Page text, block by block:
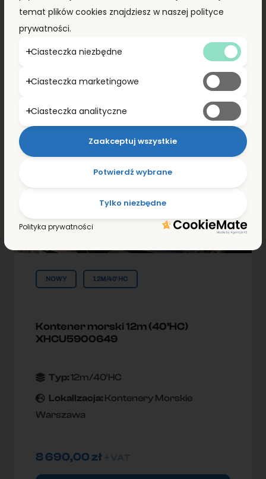
NOWY 12M/40'HC
Kontener morski 12m (40’HC)
XHCU5900649
Typ:12m/40'HC
Lokallzacja: Kontenery Morskie
Warszawa
8 690,00zł
temat plików cookies znajdziesz w naszej polityce
prywatności.
Ciasteczka niezbędne
Ciasteczka marketingowe
Ciasteczka analityczne
Tylko niezbędne
Potwierdź wybrane
Zaakceptuj wszystkie
Polityka prywatności